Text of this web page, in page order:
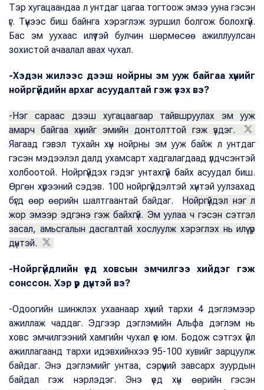
Тэр хугацаандаа л унтдаг цагаа тогтоож эмээ ууна гэсэн
үг. Түүнээс биш байнга хэрэглэж зуршил болгож болохгүй.
Бас эм уухаас илүүтэй булчин шөрмөсөө ажиллуулсан
зохистой ачаалал авах чухал.
-Хэдэн жилээс дээш нойрны эм ууж байгаа хүнийг
нойргүйдийн архаг асуудалтай гэж үзэх вэ?
-Нэг сараас дээш хугацаагаар тайвшруулах эм ууж
амарч байгаа хүнийг эмийн донтолттой гэж үздэг.
Яагаад гэвэл тухайн хүн нойрны эм ууж байж л унтдаг
гэсэн мэдээлэл далд ухамсарт хадгалагдаад үлдчсэнтэй
холбоотой. Нойргүйдэх гэдэг унтахгүй байх асуудал биш.
Өргөн хүрээний сэдэв. 100 нойргүйдэлтэй хүнтэй уулзахад
бүгд өөр өөрийн шалтгаантай байдаг.
Нойргүйдэл нэг л
жор эмээр эдгэнэ гэж байхгүй. Эм уулаа ч гэсэн сэтгэл
засал, амьсгалын дасгалтай хослуулж хэрэглэх нь илүү үр
дүнтэй.
-Нойргүйдлийн үед ховсын эмчилгээ хийдэг гэж
сонссон. Хэр үр дүнтэй вэ?
-Одоогийн шинжлэх ухаанаар хүний тархи 4 дэглэмээр
ажиллаж чаддаг. Эдгээр дэглэмийн Альфа дэглэм нь
ховс эмчилгээний хамгийн чухал үе юм. Бодож сэтгэх үйл
ажиллагаанд тархи идэвхийнхээ 95-100 хувийг зарцуулж
байдаг. Энэ дэглэмийг унтаа, сэрүүний завсарх зуурдын
байдал гэж нэрлэдэг. Энэ үед хүн өөрийн гэсэн